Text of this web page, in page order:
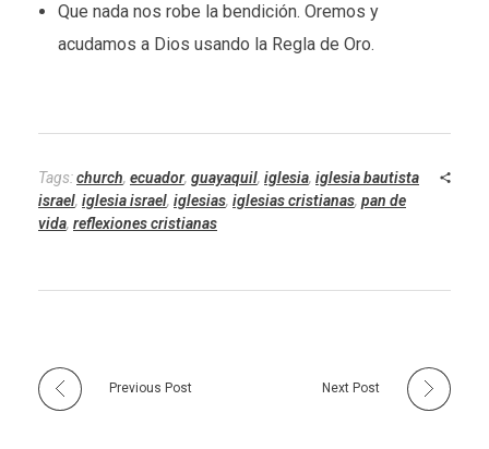
Que nada nos robe la bendición. Oremos y
acudamos a Dios usando la Regla de Oro.
Tags:church, ecuador, guayaquil, iglesia, iglesia bautista
israel, iglesia israel, iglesias, iglesias cristianas, pan de
vida, reflexiones cristianas
Previous Post Next Post